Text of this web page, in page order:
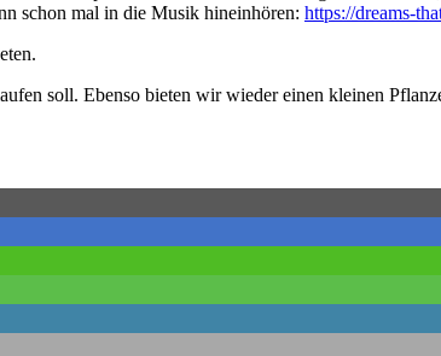
schon mal in die Musik hineinhören: https://dreams-
soll. Ebenso bieten wir wieder einen kleinen